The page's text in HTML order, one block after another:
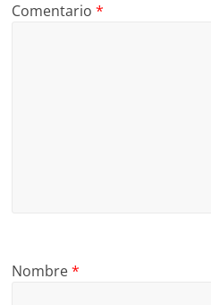
Comentario*
Nombre*